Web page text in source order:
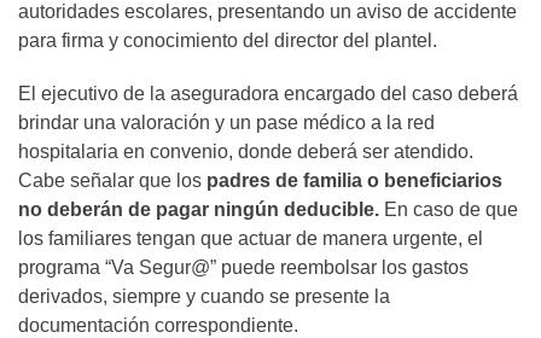
autoridades escolares, presentando un aviso de accidente
para firma y conocimiento del director del plantel.
El ejecutivo de la aseguradora encargado del caso deberá
brindar una valoración y un pase médico a la red
hospitalaria en convenio, donde deberá ser atendido.
Cabe señalar que los padres de familia o beneficiarios
no deberán de pagar ningún deducible. En caso de que
los familiares tengan que actuar de manera urgente, el
programa “Va Segur@” puede reembolsar los gastos
derivados, siempre y cuando se presente la
documentación correspondiente.